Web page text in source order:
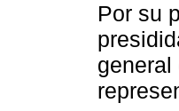
Por su
general